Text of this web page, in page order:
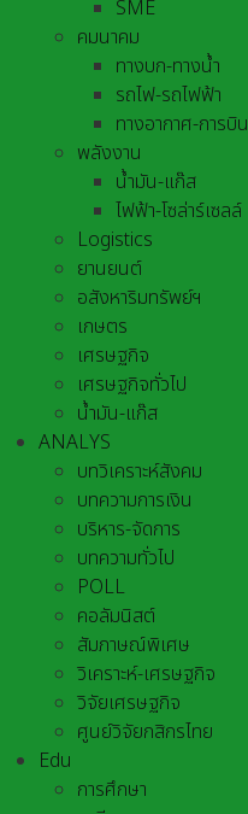
SME
คมนาคม
ทางบก-ทางน้ำ
รถไฟ-รถไฟฟ้า
ทางอากาศ-การบิน
พลังงาน
น้ำมัน-แก๊ส
ไฟฟ้า-โซล่าร์เซลล์
Logistics
ยานยนต์
อสังหาริมทรัพย์ฯ
เกษตร
เศรษฐกิจ
เศรษฐกิจทั่วไป
น้ำมัน-แก๊ส
ANALYS
บทวิเคราะห์สังคม
บทความการเงิน
บริหาร-จัดการ
บทความทั่วไป
POLL
คอลัมนิสต์
สัมภาษณ์พิเศษ
วิเคราะห์-เศรษฐกิจ
วิจัยเศรษฐกิจ
ศูนย์วิจัยกสิกรไทย
Edu
การศึกษา